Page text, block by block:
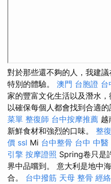
對於那些還不夠的人，我建
特別的體驗。 澳門 台胞證 台
家的豐富文化生活以及潛水
以確保每個人都會找到合適的
菜單 整復師 台中按摩推薦 越
新鮮食材和強烈的口味。 整
價 ssl Mi 台中整骨 台中 中醫
引擎 按摩證照 Spring卷只是
界中品嚐到。 意大利是地中
合。 台中撥筋 天母 整骨 經